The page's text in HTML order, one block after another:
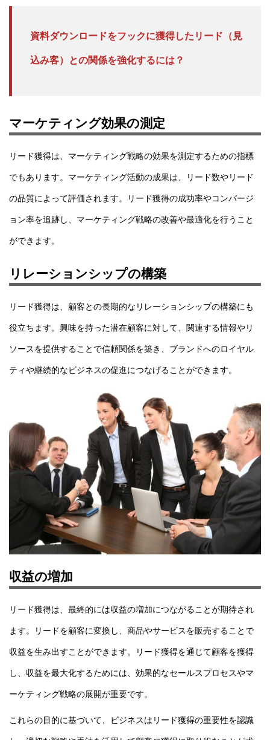
資料ダウンロードをフックに獲得したリード（見
込み客）との関係を強化するには？
マーケティング効果の測定
リード獲得は、マーケティング戦略の効果を測定するための指標
でもあります。マーケティング活動の成果は、リード数やリード
の品質によって評価されます。リード獲得の成功率やコンバージ
ョン率を追跡し、マーケティング戦略の改善や最適化を行うこと
ができます。
リレーションシップの構築
リード獲得は、顧客との長期的なリレーションシップの構築にも
役立ちます。興味を持った潜在顧客に対して、関連する情報やリ
ソースを提供することで信頼関係を築き、ブランドへのロイヤル
ティや継続的なビジネスの促進につなげることができます。
収益の増加
リード獲得は、最終的には収益の増加につながることが期待され
ます。リードを顧客に変換し、商品やサービスを販売することで
収益を生み出すことができます。リード獲得を通じて顧客を獲得
し、収益を最大化するためには、効果的なセールスプロセスやマ
ーケティング戦略の展開が重要です。
これらの目的に基づいて、ビジネスはリード獲得の重要性を認識